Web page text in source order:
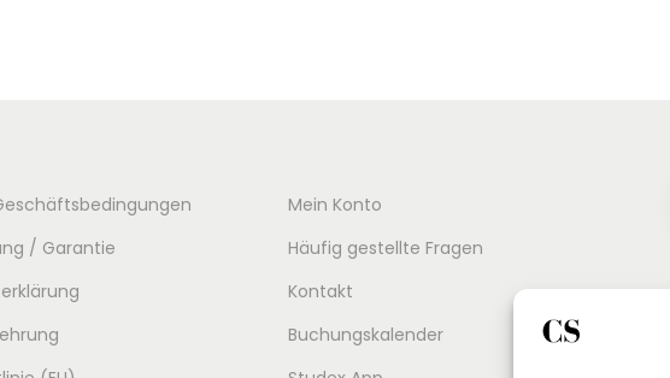
/ Garantie
Mein Konto
Häufig gestellte Fragen
Kontakt
Buchungskalender